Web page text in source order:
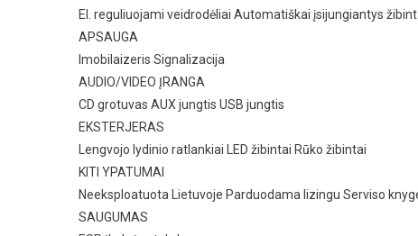
El. reguliuojami veidrodėliai Automatiškai įsijungiantys
APSAUGA
Imobilaizeris Signalizacija
AUDIO/VIDEO ĮRANGA
CD grotuvas AUX jungtis USB jungtis
EKSTERJERAS
Lengvojo lydinio ratlankiai LED žibintai Rūko žibintai
KITI YPATUMAI
Neeksploatuota Lietuvoje Parduodama lizingu Serviso
SAUGUMAS